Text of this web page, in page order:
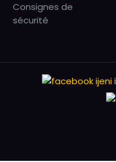
Consignes de
sécurité